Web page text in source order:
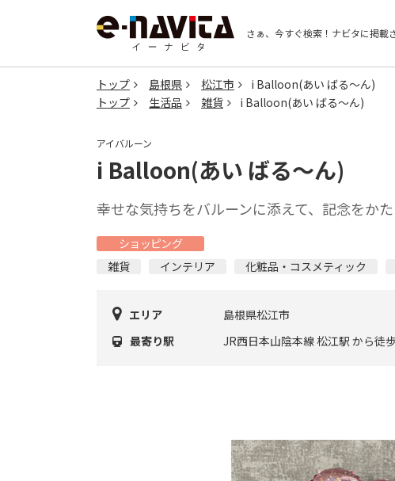
さぁ、今すぐ検索！ ナビタに掲載
トップ 島根県 松江市
i Balloon(あい ばる～ん)
トップ
生活品 雑貨 i Balloon(あい ばる～ん)
アイバルーン
i Balloon(あい ばる～ん)
幸せな気持ちをバルーンに添えて、記念をか
ショッピング
雑貨
インテリア 化粧品・コスメティック
エリア
島根県松江市
最寄り駅
JR西日本山陰本線 松江駅 から徒